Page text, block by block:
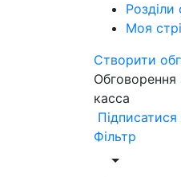
Моя
Створити
Обговорення
касса
Підписатися
Фільтр